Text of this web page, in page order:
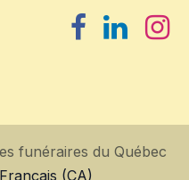
funéraires du Québec
Français (CA)